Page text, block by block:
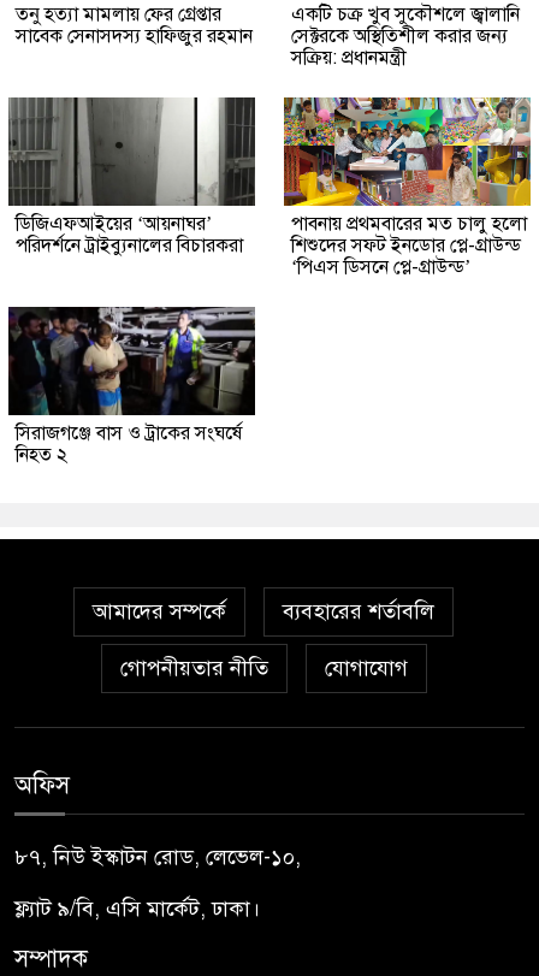
তনু হত্যা মামলায় ফের গ্রেপ্তার
সাবেক সেনাসদস্য হাফিজুর রহমান
একটি চক্র খুব সুকৌশলে জ্বালানি
সেক্টরকে অস্থিতিশীল করার জন্য
সক্রিয়: প্রধানমন্ত্রী
ডিজিএফআইয়ের ‘আয়নাঘর’
পরিদর্শনে ট্রাইব্যুনালের বিচারকরা
পাবনায় প্রথমবারের মত চালু হলো
শিশুদের সফট ইনডোর প্লে-গ্রাউন্ড
‘পিএস ডিসনে প্লে-গ্রাউন্ড’
সিরাজগঞ্জে বাস ও ট্রাকের সংঘর্ষে
নিহত ২
আমাদের সম্পর্কে ব্যবহারের শর্তাবলি
গোপনীয়তার নীতি যোগাযোগ
অফিস
৮৭, নিউ ইস্কাটন রোড, লেভেল-১০,
ফ্ল্যাট ৯/বি, এসি মার্কেট, ঢাকা।
সম্পাদক